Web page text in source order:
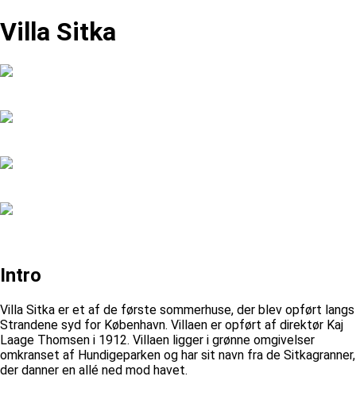
Villa Sitka
Intro
Villa Sitka er et af de første sommerhuse, der blev opført langs
Strandene syd for København. Villaen er opført af direktør Kaj
Laage Thomsen i 1912. Villaen ligger i grønne omgivelser
omkranset af Hundigeparken og har sit navn fra de Sitkagranner,
der danner en allé ned mod havet.